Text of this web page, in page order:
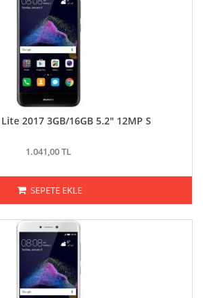
2017 3GB/16GB 5.2" 12MP S
1.041,00 TL
SEPETE EKLE